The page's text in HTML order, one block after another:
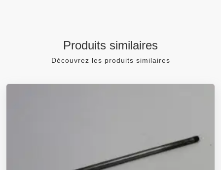
Produits similaires
Découvrez les produits similaires